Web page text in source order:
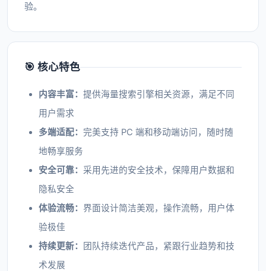
验。
🎯 核心特色
内容丰富： 提供海量搜索引擎相关资源，满足不同
用户需求
多端适配： 完美支持 PC 端和移动端访问，随时随
地畅享服务
安全可靠： 采用先进的安全技术，保障用户数据和
隐私安全
体验流畅： 界面设计简洁美观，操作流畅，用户体
验极佳
持续更新：
团队持续迭代产品，紧跟行业趋势和技
术发展